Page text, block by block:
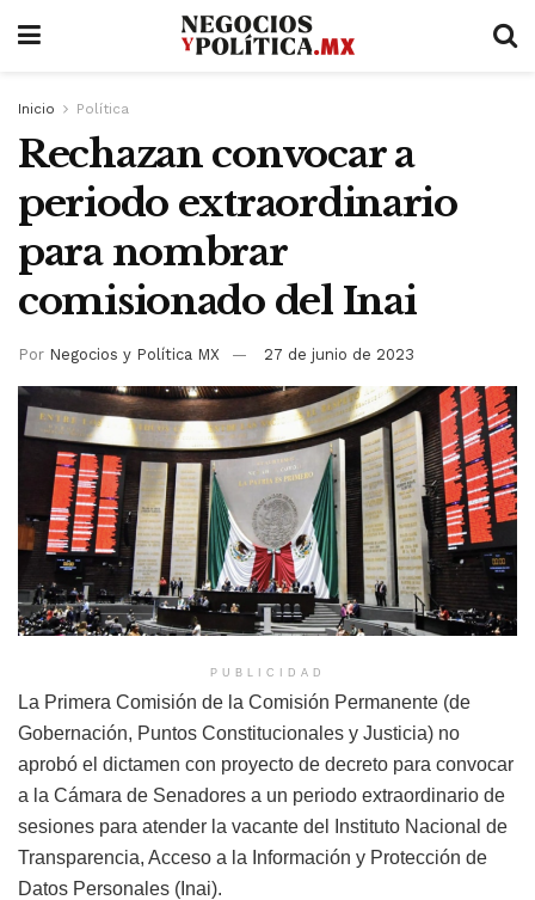
Inicio Política
Rechazan convocar a
periodo extraordinario
para nombrar
comisionado del Inai
Por Negocios y Política MX 27 de junio de 2023
PUBLICIDAD
La Primera Comisión de la Comisión Permanente (de
Gobernación, Puntos Constitucionales y Justicia) no
aprobó el dictamen con proyecto de decreto para convocar
a la Cámara de Senadores a un periodo extraordinario de
sesiones para atender la vacante del Instituto Nacional de
Transparencia, Acceso a la Información y Protección de
Datos Personales (Inai).